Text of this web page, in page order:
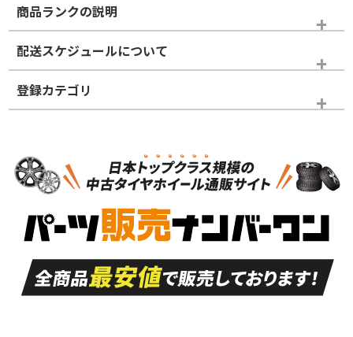
商品ランクの説明
※商品ランクは出品者の主観により判断しておりますので、あら
かじめご了承ください。
ホイールランク
S
品）
S
新車外し品（新古
付き
A
走行距離も少なく、
目立つ傷もほとんど
ない中古品
A
走行距離も少なく、
非常に状態の良い中
古品
配送スケジュールについて
登録カテゴリ
タイヤのみ